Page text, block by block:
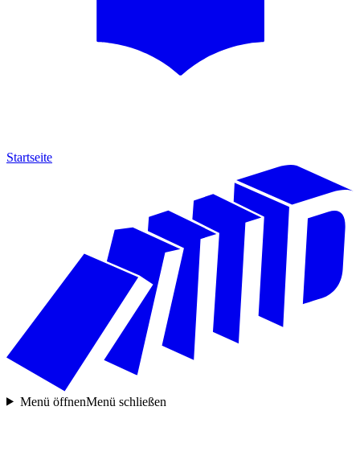
Startseite
Menü öffnenMenü schließen